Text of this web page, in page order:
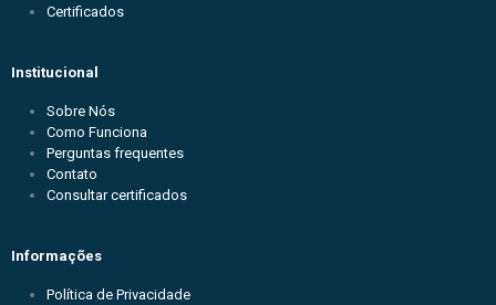
Certificados
Institucional
Sobre Nós
Como Funciona
Perguntas frequentes
Contato
Consultar certificados
Informações
Política de Privacidade